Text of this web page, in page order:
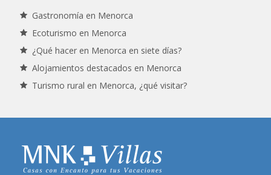
Gastronomía en Menorca
Ecoturismo en Menorca
¿Qué hacer en Menorca en siete días?
Alojamientos destacados en Menorca
Turismo rural en Menorca, ¿qué visitar?